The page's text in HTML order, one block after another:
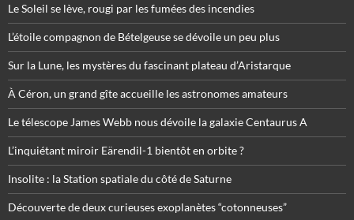
Le Soleil se lève, rougi par les fumées des incendies
L’étoile compagnon de Bételgeuse se dévoile un peu plus
Sur la Lune, les mystères du fascinant plateau d’Aristarque
À Céron, un grand gîte accueille les astronomes amateurs
Le télescope James Webb nous dévoile la galaxie Centaurus A
L’inquiétant miroir Eärendil-1 bientôt en orbite ?
Insolite : la Station spatiale du côté de Saturne
Découverte de deux curieuses exoplanètes “cotonneuses”